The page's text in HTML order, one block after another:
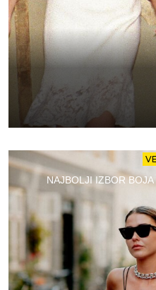
NAJBOLJI IZBOR